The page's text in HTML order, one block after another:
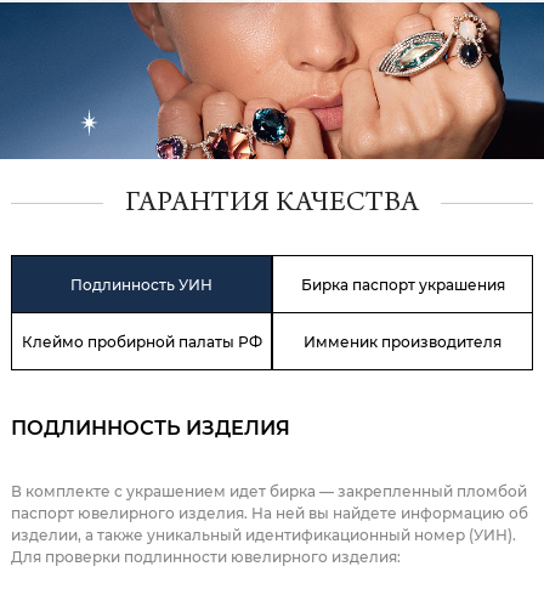
ГАРАНТИЯ КАЧЕСТВА
Подлинность УИН Бирка паспорт украшения
Клеймо пробирной палаты РФ Имменик производителя
ПОДЛИННОСТЬ ИЗДЕЛИЯ
В комплекте с украшением идет бирка — закрепленный пломбой
паспорт ювелирного изделия. На ней вы найдете информацию об
изделии, а также уникальный идентификационный номер (УИН).
Для проверки подлинности ювелирного изделия: